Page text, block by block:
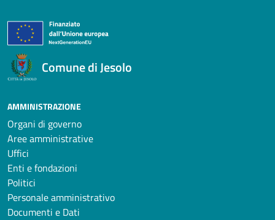
Comune di Jesolo
AMMINISTRAZIONE
Organi di governo
Aree amministrative
Uffici
Enti e fondazioni
Politici
Personale amministrativo
Documenti e Dati